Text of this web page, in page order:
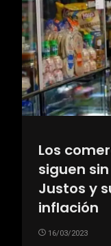
Los
siguen
Justos y
inflación
16/03/2023